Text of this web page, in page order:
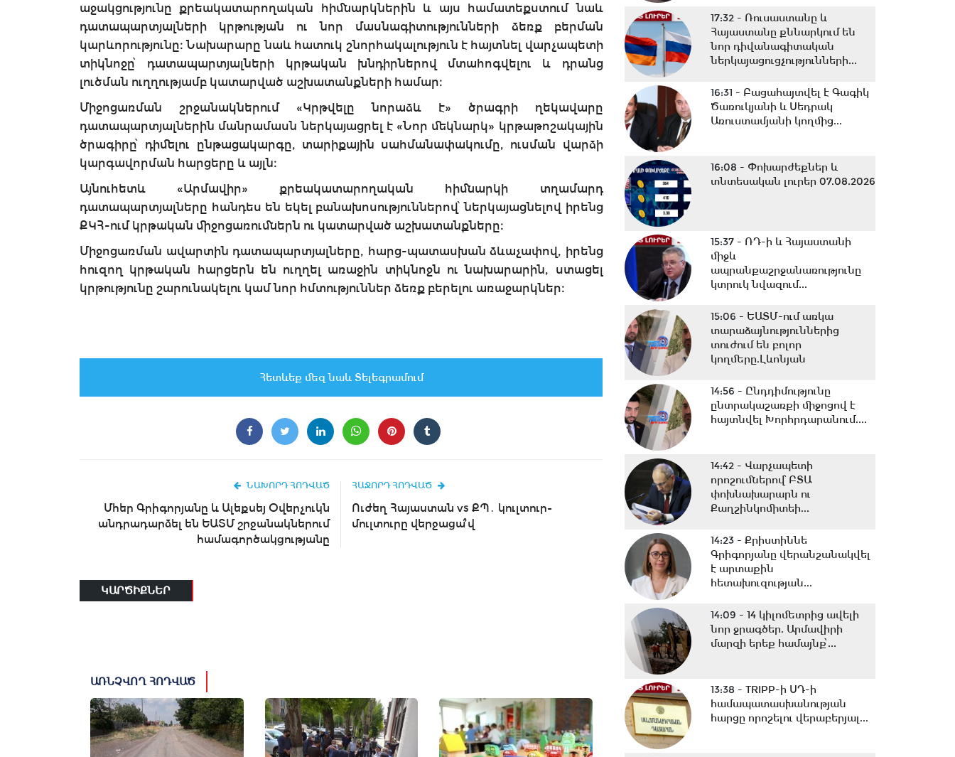
աջակցությունը քրեակատարողական հիմնարկներին և այս համատեքստում նաև
դատապարտյալների կրթության ու նոր մասնագիտությունների ձեռք բերման
կարևորությունը։ Նախարարը նաև հատուկ շնորհակալություն է հայտնել վարչապետի
տիկնոջը՝ դատապարտյալների կրթական խնդիրներով մտահոգվելու և դրանց
լուծման ուղղությամբ կատարված աշխատանքների համար։
Միջոցառման շրջանակներում «Կրթվելը նորաձև է» ծրագրի ղեկավարը
դատապարտյալներին մանրամասն ներկայացրել է «Նոր մեկնարկ» կրթաթոշակային
ծրագիրը՝ դիմելու ընթացակարգը, տարիքային սահմանափակումը, ուսման վարձի
կարգավորման հարցերը և այլն։
Այնուհետև «Արմավիր» քրեակատարողական հիմնարկի տղամարդ
դատապարտյալները հանդես են եկել բանախոսություններով՝ ներկայացնելով իրենց
ՔԿՀ-ում կրթական միջոցառումներն ու կատարված աշխատանքները։
Միջոցառման ավարտին դատապարտյալները, հարց-պատասխան ձևաչափով, իրենց
հուզող կրթական հարցերն են ուղղել առաջին տիկնոջն ու նախարարին, ստացել
կրթությունը շարունակելու կամ նոր հմտություններ ձեռք բերելու առաջարկներ։
Հետևեք մեզ նաև Տելեգրամում
ՆԱԽՈՐԴ ՀՈԴՎԱԾ
Մհեր Գրիգորյանը և Ալեքսեյ Օվերչուկն
անդրադարձել են ԵԱՏՄ շրջանակներում
համագործակցությանը
ՀԱՋՈՐԴ ՀՈԴՎԱԾ
Ուժեղ Հայաստան vs ՔՊ․ կուլտուր-
մուլտուրը վերջացա՞վ
ԿԱՐԾԻՔՆԵՐ
ԱՌՆՉՎՈՂ ՀՈԴՎԱԾ
17:32 - Ռուսաստանը և
Հայաստանը քննարկում են
նոր դիվանագիտական
ներկայացուցչությունների...
16:31 - Բացահայտվել է Գագիկ
Ծառուկյանի և Սեդրակ
Առուստամյանի կողմից...
16:08 - Փոխարժեքներ և
տնտեսական լուրեր 07.08.2026
15:37 - ՌԴ-ի և Հայաստանի
միջև
ապրանքաշրջանառությունը
կտրուկ նվազում...
15:06 - ԵԱՏՄ-ում առկա
տարաձայնություններից
տուժում են բոլոր
կողմերը.Լևոնյան
14:56 - Ընդդիմությունը
ընտրակաշառքի միջոցով է
հայտնվել Խորհրդարանում....
14:42 - Վարչապետի
որոշումներով՝ ԲՏԱ
փոխնախարարն ու
Քաղշինկոմիտեի...
14:23 - Քրիստիննե
Գրիգորյանը վերանշանակվել
է արտաքին
հետախուզության...
14:09 - 14 կիլոմետրից ավելի
նոր ջրագծեր. Արմավիրի
մարզի երեք համայնք՝...
13:38 - TRIPP-ի ՍԴ-ի
համապատասխանության
հարցը որոշելու վերաբերյալ...